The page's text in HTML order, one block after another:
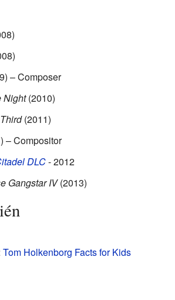
– Composer
Night(2010)
(2011)
– Compositor
DLC- 2012
Gangstar IV(2013)
Tom Holkenborg Facts for Kids